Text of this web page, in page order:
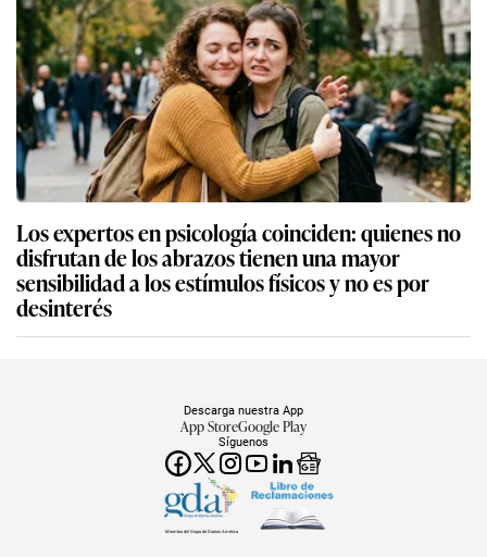
Los expertos en psicología coinciden: quienes no
disfrutan de los abrazos tienen una mayor
sensibilidad a los estímulos físicos y no es por
desinterés
Síguenos
Descarga nuestra App
App StoreGoogle Play
Miembro del Grupo de Diarios América